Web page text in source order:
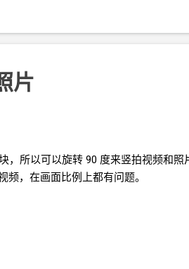
片
，所以可以旋转 90 度来竖拍视频和照
，在画面比例上都有问题。